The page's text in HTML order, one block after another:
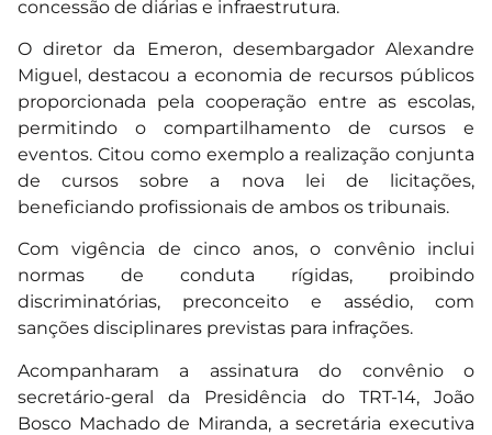
concessão de diárias e infraestrutura.
O diretor da Emeron, desembargador Alexandre
Miguel, destacou a economia de recursos públicos
proporcionada pela cooperação entre as escolas,
permitindo o compartilhamento de cursos e
eventos. Citou como exemplo a realização conjunta
de cursos sobre a nova lei de licitações,
beneficiando profissionais de ambos os tribunais.
Com vigência de cinco anos, o convênio inclui
normas de conduta rígidas, proibindo
discriminatórias, preconceito e assédio, com
sanções disciplinares previstas para infrações.
Acompanharam a assinatura do convênio o
secretário-geral da Presidência do TRT-14, João
Bosco Machado de Miranda, a secretária executiva